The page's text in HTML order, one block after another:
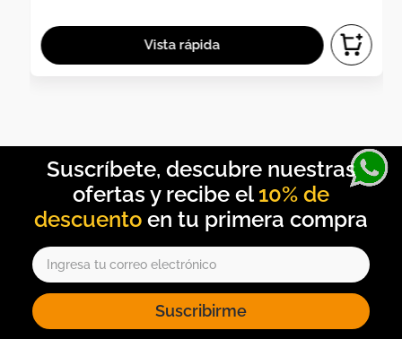
10% de
descuento
Suscribirme